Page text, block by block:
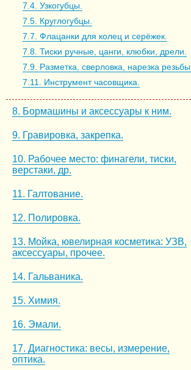
7.4. Узкогубцы.
7.5. Круглогубцы.
7.7. Флацанки для колец и серёжек.
7.8. Тиски ручные, цанги, клюбки, дрели.
7.9. Разметка, сверловка, нарезка резьбы.
7.11. Инструмент часовщика.
8. Бормашины и аксессуары к ним.
9. Гравировка, закрепка.
10. Рабочее место: финагели, тиски,
верстаки, др.
11. Галтование.
12. Полировка.
13. Мойка, ювелирная косметика: УЗВ,
аксессуары, прочее.
14. Гальваника.
15. Химия.
16. Эмали.
17. Диагностика: весы, измерение,
оптика.